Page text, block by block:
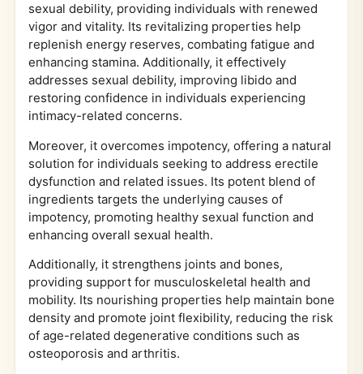
sexual debility, providing individuals with renewed
vigor and vitality. Its revitalizing properties help
replenish energy reserves, combating fatigue and
enhancing stamina. Additionally, it effectively
addresses sexual debility, improving libido and
restoring confidence in individuals experiencing
intimacy-related concerns.
Moreover, it overcomes impotency, offering a natural
solution for individuals seeking to address erectile
dysfunction and related issues. Its potent blend of
ingredients targets the underlying causes of
impotency, promoting healthy sexual function and
enhancing overall sexual health.
Additionally, it strengthens joints and bones,
providing support for musculoskeletal health and
mobility. Its nourishing properties help maintain bone
density and promote joint flexibility, reducing the risk
of age-related degenerative conditions such as
osteoporosis and arthritis.